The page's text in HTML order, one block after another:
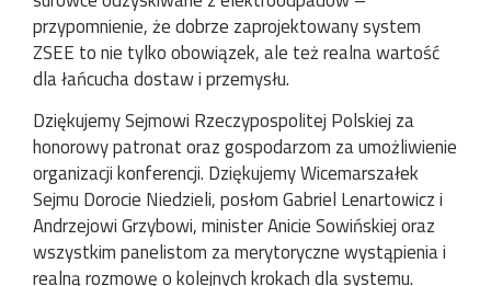
przypomnienie, że dobrze zaprojektowany system
ZSEE to nie tylko obowiązek, ale też realna wartość
dla łańcucha dostaw i przemysłu.
Dziękujemy Sejmowi Rzeczypospolitej Polskiej za
honorowy patronat oraz gospodarzom za umożliwienie
organizacji konferencji. Dziękujemy Wicemarszałek
Sejmu Dorocie Niedzieli, posłom Gabriel Lenartowicz i
Andrzejowi Grzybowi, minister Anicie Sowińskiej oraz
wszystkim panelistom za merytoryczne wystąpienia i
realną rozmowę o kolejnych krokach dla systemu.